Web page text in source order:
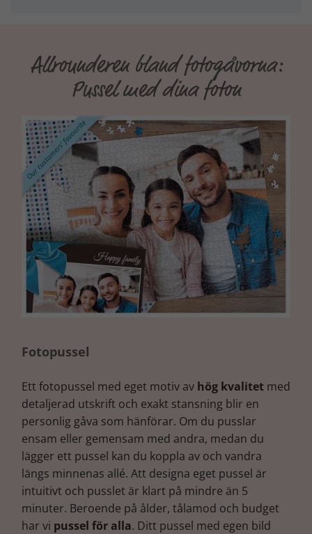
Allrounderen bland fotogåvorna:
Pussel med dina foton
Fotopussel
Ett fotopussel med eget motiv av hög kvalitet med
detaljerad utskrift och exakt stansning blir en
personlig gåva som hänförar. Om du pusslar
ensam eller gemensam med andra, medan du
lägger ett pussel kan du koppla av och vandra
längs minnenas allé. Att designa eget pussel är
intuitivt och pusslet är klart på mindre än 5
minuter. Beroende på ålder, tålamod och budget
har vi pussel för alla. Ditt pussel med egen bild